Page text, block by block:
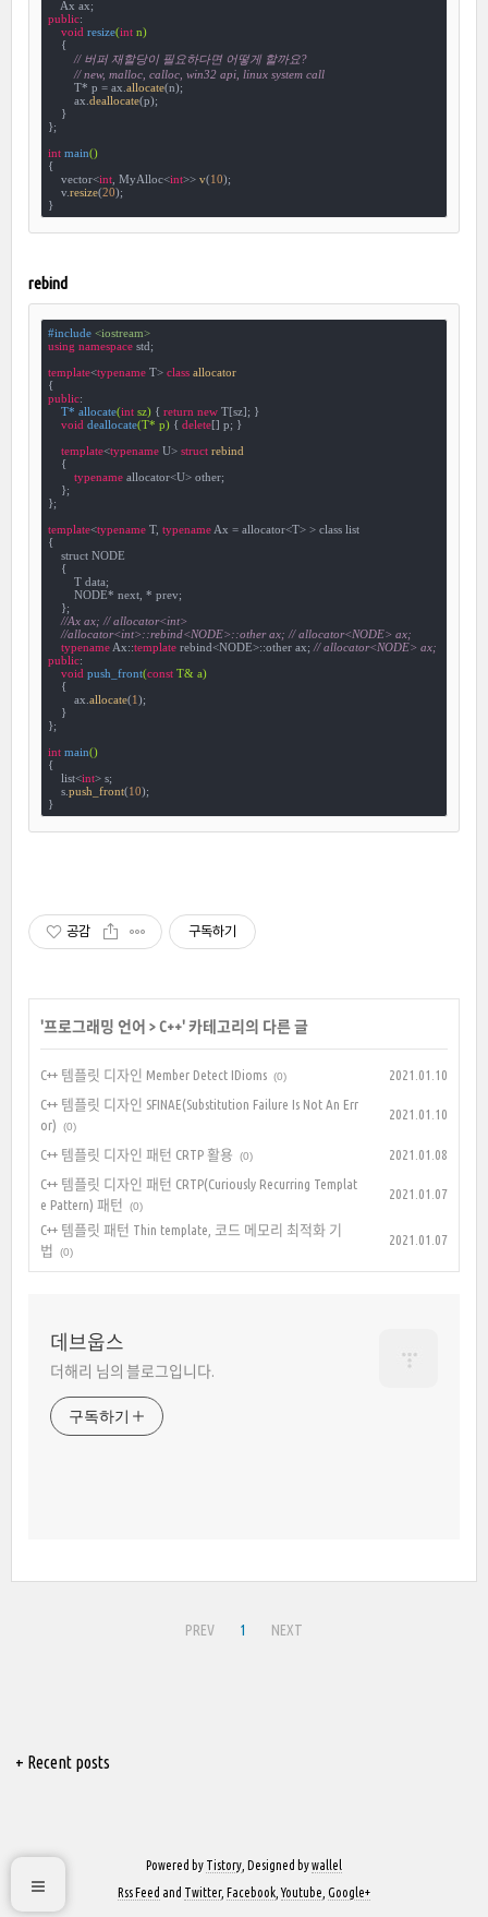
public:
void resize(int n)
{
// 버퍼 재할당이 필요하다면 어떻게 할까요?
// new, malloc, calloc, win32 api, linux system call
        T* p = ax.
allocate(n);
        ax.
deallocate(p);
    }
};
int main()
{
    vector<
int, MyAlloc<int>> v(10);
    v.
resize(20);
}
rebind
#include <iostream>
using namespace std;
template<typename T> class allocator
{
public:
T* allocate(int sz) { return new T[sz]; }
void deallocate(T* p) { delete[] p; }
template<typename U> struct rebind
    {
typename allocator<U> other;
    };
};
template<typename T, typename Ax = allocator<T> > class list
{
    struct NODE
    {
        T data;
        NODE* next, * prev;
    };
//Ax ax; // allocator<int>
//allocator<int>::rebind<NODE>::other ax; // allocator<NODE> ax;
typename Ax::template rebind<NODE>::other ax; // allocator<NODE> ax;
public:
void push_front(const T& a)
{
        ax.
allocate(1);
    }
};
int main()
{
    list<
int> s;
    s.
push_front(10);
}
공감 구독하기
'프로그래밍 언어 >C++' 카테고리의 다른 글
C++ 템플릿 디자인 Member Detect IDioms (0)
2021.01.10
C++ 템플릿 디자인 SFINAE(Substitution Failure Is Not An Err
or)
(0)
2021.01.10
C++ 템플릿 디자인 패턴 CRTP 활용 (0)
2021.01.08
C++ 템플릿 디자인 패턴 CRTP(Curiously Recurring Templat
e Pattern) 패턴
(0)
2021.01.07
C++ 템플릿 패턴 Thin template, 코드 메모리 최적화 기
법
(0)
2021.01.07
데브웁스
더해리 님의 블로그입니다.
구독하기
PREV 1 NEXT
+ Recent posts
Powered by Tistory , Designed bywallel
Rss Feed and Twitter, Facebook ,Youtube Google+